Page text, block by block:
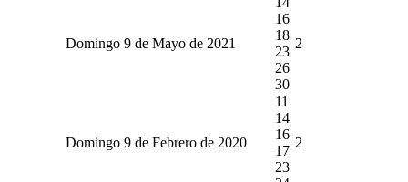
Domingo 9 de Mayo de 2021
16
18
23
26
30
2
Domingo 9 de Febrero de 2020
11
14
16
17
23
2